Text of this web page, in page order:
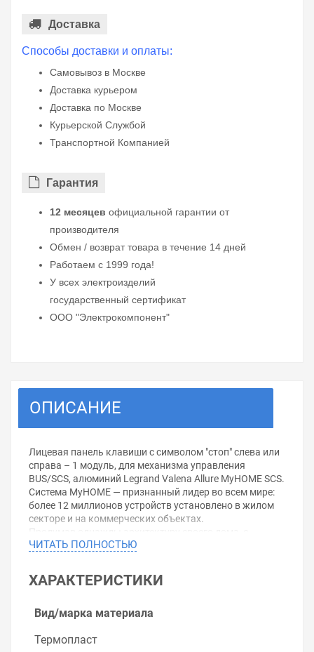
Доставка
Способы доставки и оплаты:
Самовывоз в Москве
Доставка курьером
Доставка по Москве
Курьерской Службой
Транспортной Компанией
Гарантия
12 месяцев официальной гарантии от
производителя
Обмен / возврат товара в течение 14 дней
Работаем с 1999 года!
У всех электроизделий
государственный сертификат
ООО "Электрокомпонент"
ОПИСАНИЕ
Лицевая панель клавиши с символом "стоп" слева или
справа – 1 модуль, для механизма управления
BUS/SCS, алюминий Legrand Valena Allure MyHOME SCS.
Система MyHOME — признанный лидер во всем мире:
более 12 миллионов устройств установлено в жилом
секторе и на коммерческих объектах.
Продумав однажды архитектуру своего дома, с
системой MyHome Вы без труда сможете менять,
капитальных строительных работ.
данном сайте справочная информация о товарах не
ЧИТАТЬ ПОЛНОСТЬЮ
ХАРАКТЕРИСТИКИ
Вид/марка материала
Термопласт